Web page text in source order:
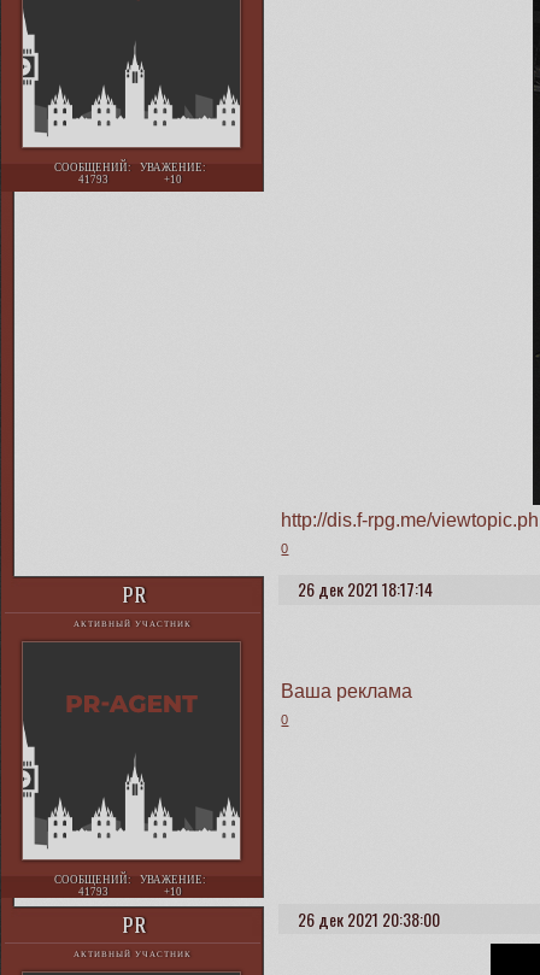
СООБЩЕНИЙ:
41793
УВАЖЕНИЕ:
+10
http://dis.f-rpg.me/
0
26 дек 2021 18:17:14
PR
АКТИВНЫЙ УЧАСТНИК
СООБЩЕНИЙ:
41793
УВАЖЕНИЕ:
+10
Ваша реклама
0
26 дек 2021 20:38:00
PR
АКТИВНЫЙ УЧАСТНИК